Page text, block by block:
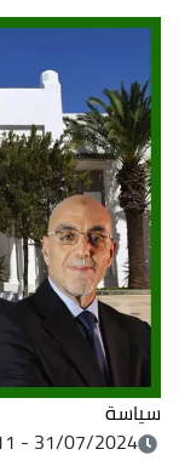
سياسة
31/07/2024 - 13:11